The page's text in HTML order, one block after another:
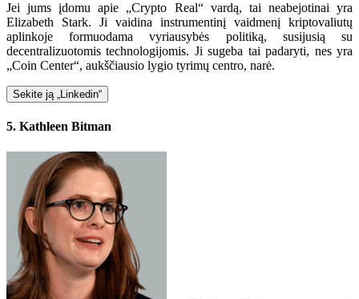
Jei jums įdomu apie „Crypto Real“ vardą, tai neabejotinai yra
Elizabeth Stark. Ji vaidina instrumentinį vaidmenį kriptovaliutų
aplinkoje formuodama vyriausybės politiką, susijusią su
decentralizuotomis technologijomis. Ji sugeba tai padaryti, nes yra
„Coin Center“, aukščiausio lygio tyrimų centro, narė.
Sekite ją „Linkedin“
5. Kathleen Bitman